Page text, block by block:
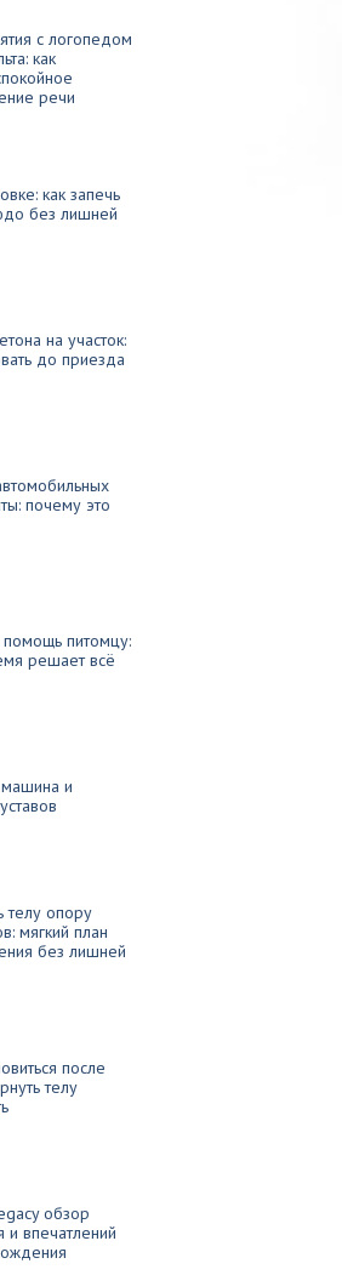
с логопедом
как
речи
как запечь
без лишней
на участок:
до приезда
почему это
помощь питомцу:
решает всё
и
телу опору
мягкий план
без лишней
после
телу
обзор
и впечатлений